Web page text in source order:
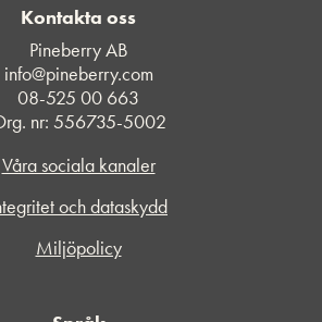
Kontakta oss
Pineberry AB
info@pineberry.com
08-525 00 663
nr: 556735-5002
Våra sociala kanaler
och dataskydd
Miljöpolicy